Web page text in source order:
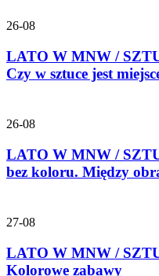
26-08
LATO W MNW /
Czy w sztuce jest
26-08
LATO W MNW /
bez koloru. Między
27-08
LATO W MNW /
Kolorowe zabawy